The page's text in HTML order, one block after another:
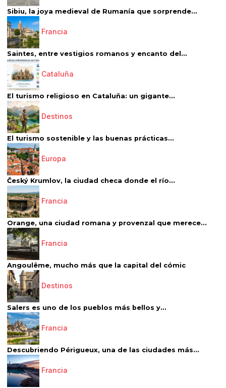
Sibiu, la joya medieval de Rumanía que sorprende...
Francia
Saintes, entre vestigios romanos y encanto del...
Cataluña
El turismo religioso en Cataluña: un gigante...
Destinos
El turismo sostenible y las buenas prácticas...
Europa
Český Krumlov, la ciudad checa donde el río...
Francia
Orange, una ciudad romana y provenzal que merece...
Francia
Angoulême, mucho más que la capital del cómic
Destinos
Salers es uno de los pueblos más bellos y...
Francia
Descubriendo Périgueux, una de las ciudades más...
Francia